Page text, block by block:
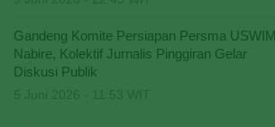
Gandeng Komite Persiapan Persma USWIM
Nabire, Kolektif Jurnalis Pinggiran Gelar
Diskusi Publik